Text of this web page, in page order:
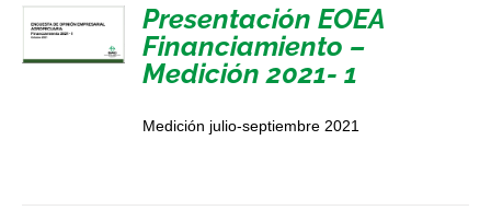
Presentación EOEA
Financiamiento –
Medición 2021- 1
Medición julio-septiembre 2021